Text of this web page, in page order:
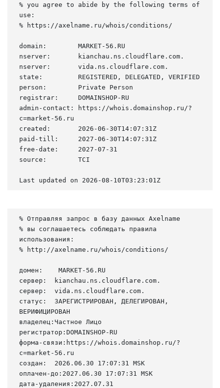
% you agree to abide by the following terms of
use:
% https://axelname.ru/whois/conditions/
domain:        MARKET-56.RU
nserver:       kianchau.ns.cloudflare.com.
nserver:       vida.ns.cloudflare.com.
state:         REGISTERED, DELEGATED, VERIFIED
person:        Private Person
registrar:     DOMAINSHOP-RU
admin-contact: https://whois.domainshop.ru/?
c=market-56.ru
created:       2026-06-30T14:07:31Z
paid-till:     2027-06-30T14:07:31Z
free-date:     2027-07-31
source:        TCI
Last updated on 2026-08-10T03:23:01Z
% Отправляя запрос в базу данных Axelname
% вы соглашаетесь соблюдать правила
использования:
% http://axelname.ru/whois/conditions/
домен:    MARKET-56.RU
сервер:  kianchau.ns.cloudflare.com.
сервер:  vida.ns.cloudflare.com.
статус:  ЗАРЕГИСТРИРОВАН, ДЕЛЕГИРОВАН,
ВЕРИФИЦИРОВАН
владелец:Частное Лицо
регистратор:DOMAINSHOP-RU
форма-связи:https://whois.domainshop.ru/?
c=market-56.ru
создан:  2026.06.30 17:07:31 MSK
оплачен-до:2027.06.30 17:07:31 MSK
дата-удаления:2027.07.31